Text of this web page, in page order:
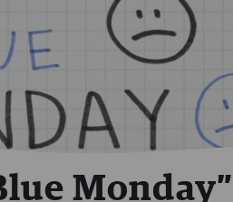
Monday”